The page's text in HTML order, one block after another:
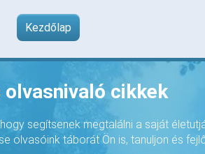
Kezdőlap
olvasnivaló cikkek
segítsenek megtalálni a saját
olvasóink táborát Ön is, tanuljon és